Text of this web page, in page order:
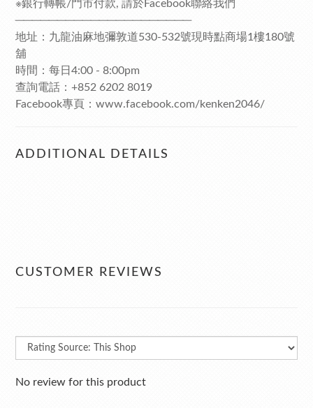
※銀行轉帳/門市付款, 請於Facebook聯絡我們
─────────────────────
地址：九龍油麻地彌敦道530-532號現時點商場1樓180號
舖
時間：每日4:00 - 8:00pm
查詢電話：+852 6202 8019
Facebook專頁：www.facebook.com/kenken2046/
ADDITIONAL DETAILS
CUSTOMER REVIEWS
No review for this product